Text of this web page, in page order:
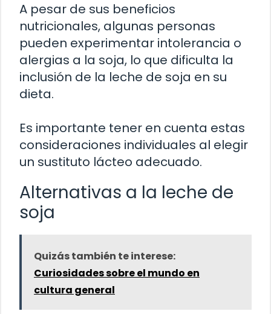
A pesar de sus beneficios
nutricionales, algunas personas
pueden experimentar intolerancia o
alergias a la soja, lo que dificulta la
inclusión de la leche de soja en su
dieta.
Es importante tener en cuenta estas
consideraciones individuales al elegir
un sustituto lácteo adecuado.
Alternativas a la leche de
soja
Quizás también te interese:
Curiosidades sobre el mundo en
cultura general